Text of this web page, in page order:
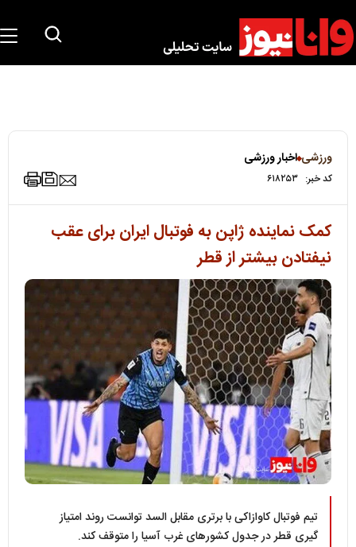
ورزشی اخبار ورزشی
کد خبر: ۶۱۸۲۵۳
کمک نماینده ژاپن به فوتبال ایران برای عقب
نیفتادن بیشتر از قطر
تیم فوتبال کاوازاکی با برتری مقابل السد توانست روند امتیاز
گیری قطر در جدول کشورهای غرب آسیا را متوقف کند.